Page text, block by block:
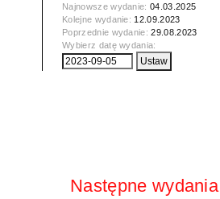
Najnowsze wydanie:04.03.2025
Kolejne wydanie:12.09.2023
Poprzednie wydanie:29.08.2023
Wybierz datę wydania:
Następne wydania